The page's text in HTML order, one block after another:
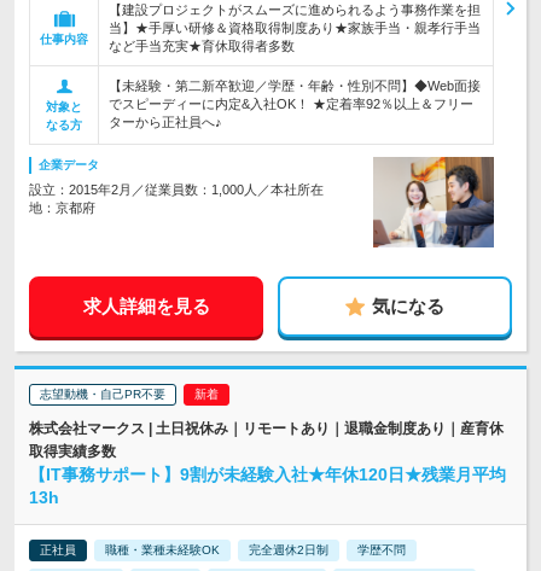
仕事内容
【建設プロジェクトがスムーズに進められるよう事務作業を担
当】★手厚い研修＆資格取得制度あり★家族手当・親孝行手当
など手当充実★育休取得者多数
対象と
なる方
【未経験・第二新卒歓迎／学歴・年齢・性別不問】◆Web面接
でスピーディーに内定&入社OK！ ★定着率92％以上＆フリー
ターから正社員へ♪
企業データ
設立：2015年2月／従業員数：1,000人／本社所在
地：京都府
求人詳細を見る 気になる
志望動機・自己PR不要
株式会社マークス | 土日祝休み｜リモートあり｜退職金制度あり｜産育休
取得実績多数
【IT事務サポート】9割が未経験入社★年休120日★残業月平均
13h
正社員 職種・業種未経験OK 完全週休2日制 学歴不問